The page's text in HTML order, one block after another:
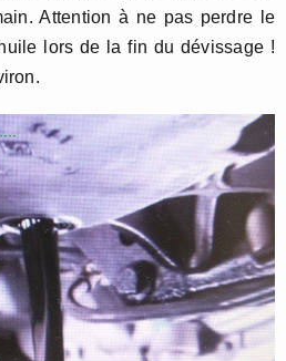
Attention à ne pas perdre le
lors de la fin du dévissage !